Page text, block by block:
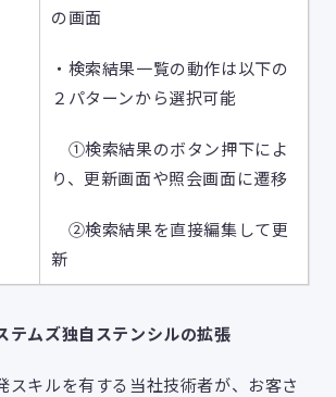
の画面
・検索結果一覧の動作は以下の
２パターンから選択可能
①検索結果のボタン押下によ
り、更新画面や照会画面に遷移
②検索結果を直接編集して更
新
ムズ独自ステンシルの拡張
スキルを有する当社技術者が、お客さ